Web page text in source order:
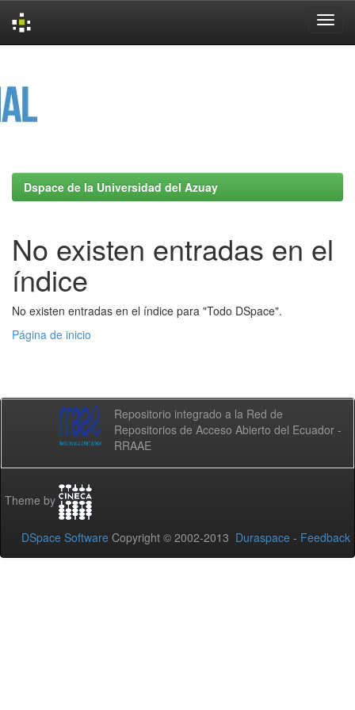
Dspace de la Universidad del Azuay
No existen entradas en el
índice
No existen entradas en el índice para "Todo DSpace".
Página de inicio
Repositorio integrado a la Red de
Repositorios de Acceso Abierto del Ecuador -
RRAAE
Theme by
DSpace Software Copyright © 2002-2013 Duraspace - Feedback